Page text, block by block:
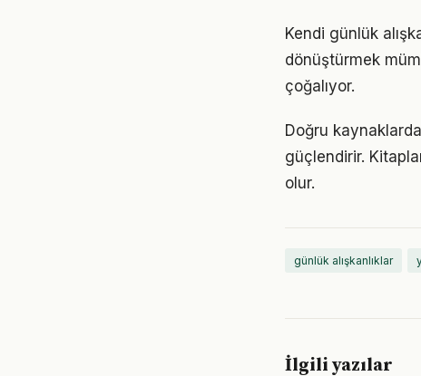
Kendi günlük
dönüştürmek
çoğalıyor.
Doğru
güçlendirir.
olur.
günlük alışkanlıklar
İlgili yazılar